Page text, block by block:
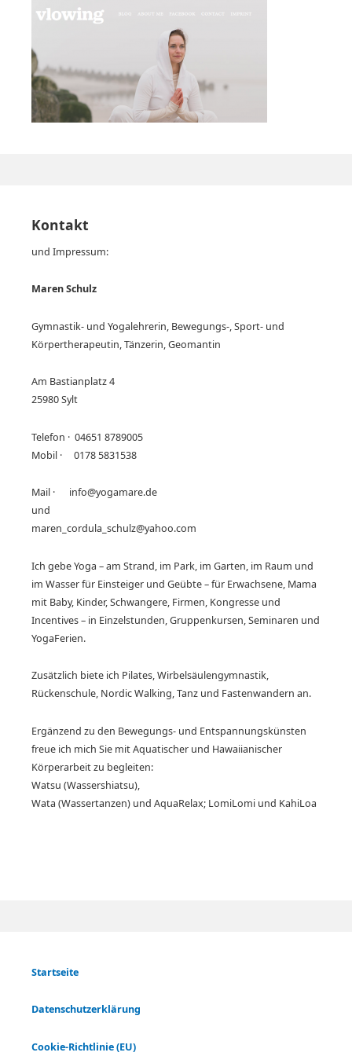
Kontakt
und Impressum:
Maren Schulz
Gymnastik- und Yogalehrerin, Bewegungs-, Sport- und
Körpertherapeutin, Tänzerin, Geomantin
Am Bastianplatz 4
25980 Sylt
Telefon · 04651 8789005
Mobil · 0178 5831538
Mail · info@yogamare.de
und
maren_cordula_schulz@yahoo.com
Ich gebe Yoga – am Strand, im Park, im Garten, im Raum und
im Wasser für Einsteiger und Geübte – für Erwachsene, Mama
mit Baby, Kinder, Schwangere, Firmen, Kongresse und
Incentives – in Einzelstunden, Gruppenkursen, Seminaren und
YogaFerien.
Zusätzlich biete ich Pilates, Wirbelsäulengymnastik,
Rückenschule, Nordic Walking, Tanz und Fastenwandern an.
Ergänzend zu den Bewegungs- und Entspannungskünsten
freue ich mich Sie mit Aquatischer und Hawaiianischer
Körperarbeit zu begleiten:
Watsu (Wassershiatsu),
Wata (Wassertanzen) und AquaRelax; LomiLomi und KahiLoa
Startseite
Datenschutzerklärung
Cookie-Richtlinie (EU)